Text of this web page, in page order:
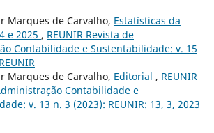
Marques de Carvalho, Estatísticas da
e 2025 , REUNIR Revista de
Contabilidade e Sustentabilidade: v. 15
Marques de Carvalho, Editorial , REUNIR
Contabilidade e
v. 13 n. 3 (2023): REUNIR: 13, 3, 2023